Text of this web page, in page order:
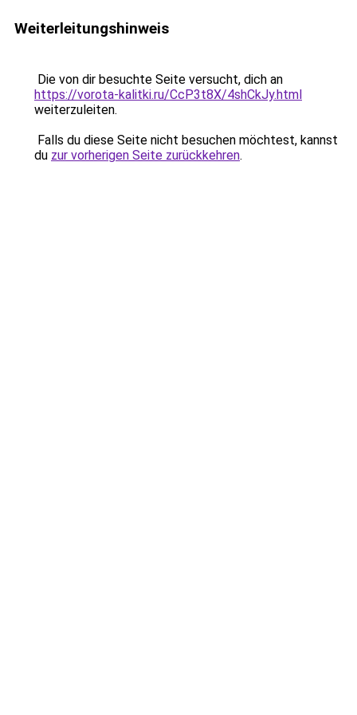
Weiterleitungshinweis
Die von dir besuchte Seite versucht, dich an
https://vorota-kalitki.ru/CcP3t8X/4shCkJy.html
weiterzuleiten.
Falls du diese Seite nicht besuchen möchtest, kannst
du zur vorherigen Seite zurückkehren.